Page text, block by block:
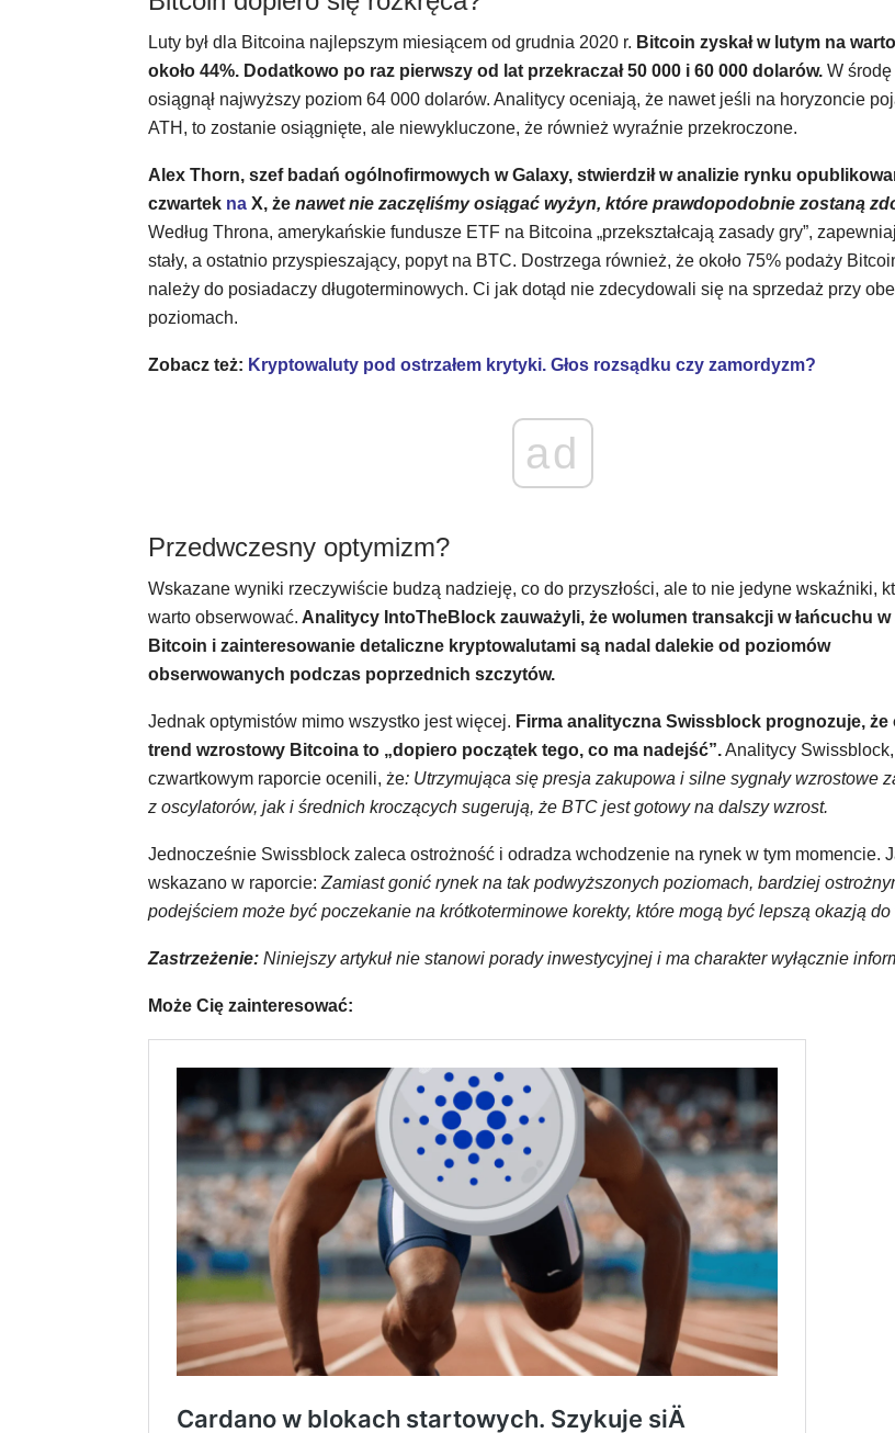
Luty był dla Bitcoina najlepszym miesiącem od grudnia 2020 r. Bitcoin zyskał w lutym na
około 44%. Dodatkowo po raz pierwszy od lat przekraczał 50 000 i 60 000 dolarów.W środę
osiągnął najwyższy poziom 64 000 dolarów. Analitycy oceniają, że nawet jeśli na horyzoncie
ATH, to zostanie osiągnięte, ale niewykluczone, że również wyraźnie przekroczone.
Alex Thorn, szef badań ogólnofirmowych w Galaxy, stwierdził w analizie rynku
czwartek naX, żenawet nie zaczęliśmy osiągać wyżyn, które prawdopodobnie zostaną
Według Throna, amerykańskie fundusze ETF na Bitcoina „przekształcają zasady gry”,
stały, a ostatnio przyspieszający, popyt na BTC. Dostrzega również, że około 75% podaży
należy do posiadaczy długoterminowych. Ci jak dotąd nie zdecydowali się na sprzedaż przy
poziomach.
Zobacz też: Kryptowaluty pod ostrzałem krytyki. Głos rozsądku czy zamordyzm?
ad
Przedwczesny optymizm?
Wskazane wyniki rzeczywiście budzą nadzieję, co do przyszłości, ale to nie jedyne wskaźniki,
warto obserwować. Analitycy IntoTheBlock zauważyli, że wolumen transakcji w łańcuchu w
Bitcoin i zainteresowanie detaliczne kryptowalutami są nadal dalekie od poziomów
obserwowanych podczas poprzednich szczytów.
Jednak optymistów mimo wszystko jest więcej. Firma analityczna Swissblock prognozuje, że
trend wzrostowy Bitcoina to „dopiero początek tego, co ma nadejść”.Analitycy
czwartkowym raporcie ocenili, że: Utrzymująca się presja zakupowa i silne sygnały wzrostowe
z oscylatorów, jak i średnich kroczących sugerują, że BTC jest gotowy na dalszy wzrost.
Jednocześnie Swissblock zaleca ostrożność i odradza wchodzenie na rynek w tym momencie.
wskazano w raporcie: Zamiast gonić rynek na tak podwyższonych poziomach, bardziej
podejściem może być poczekanie na krótkoterminowe korekty, które mogą być lepszą okazją do
Zastrzeżenie:Niniejszy artykuł nie stanowi porady inwestycyjnej i ma charakter wyłącznie
Może Cię zainteresować: